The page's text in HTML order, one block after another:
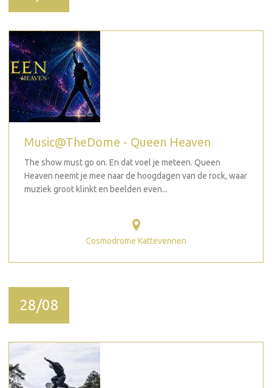
Music@TheDome - Queen Heaven
The show must go on. En dat voel je meteen. Queen
Heaven neemt je mee naar de hoogdagen van de rock, waar
muziek groot klinkt en beelden even...
Cosmodrome Kattevennen
28/08